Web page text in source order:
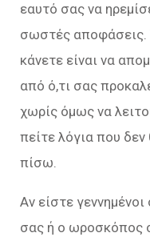
εαυτό σας να
σωστές αποφάσεις.
κάνετε είναι να
από ό,τι σας
χωρίς όμως να
πείτε λόγια που
πίσω.
Αν είστε
σας ή ο ωροσκόπος